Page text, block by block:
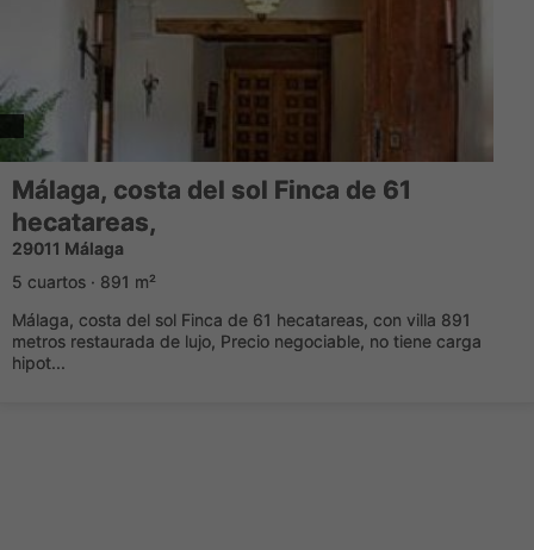
Málaga, costa del sol Finca de 61
hecatareas,
29011 Málaga
5 cuartos · 891 m²
Málaga, costa del sol Finca de 61 hecatareas, con villa 891
metros restaurada de lujo, Precio negociable, no tiene carga
hipot...